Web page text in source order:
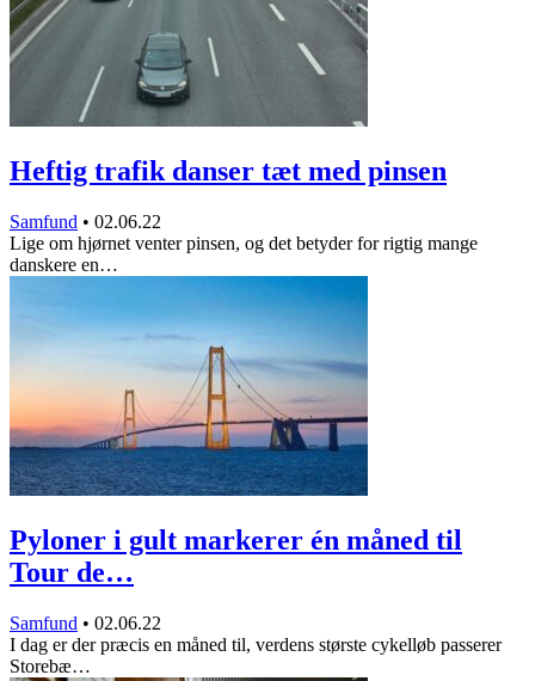
Heftig trafik danser tæt med pinsen
Samfund • 02.06.22
Lige om hjørnet venter pinsen, og det betyder for rigtig mange
danskere en…
Pyloner i gult markerer én måned til
Tour de…
Samfund • 02.06.22
I dag er der præcis en måned til, verdens største cykelløb passerer
Storebæ…